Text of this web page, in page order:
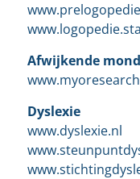
Afwijkende
Dyslexie
www.dyslexie.nl